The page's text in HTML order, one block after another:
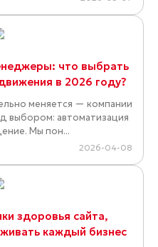
что выбрать
в 2026 году?
меняется — компании
выбором: автоматизация
Мы пон...
2026-04-08
здоровья сайта,
каждый бизнес